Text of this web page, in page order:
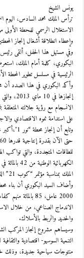
يونس الشيخ
ترأس الملك محمد السادس،
وإعطاء انطلاقة أشغال إنجاز المحطتين
وفي مستهل هذا الحفل، ألقى
البكوري، كلمة أمام الملك،
الرئيسية في مسلسل تطوير المحطة
إنجازها
الانسجام مع رؤية جلالته المتعلقة
على استدامة نموه الاقتصادي
وتابع أن
للطاقات المتجددة، والتي تواكب
الملك بمناسبة مؤتمر “كوب 21” الذي انعقد في العاصمة الفرنسية باريس.
الاندماج الصناعي، من خلال
والحديد والربط بالأسلاك.
وسيساهم مشروع إنجاز المركب
التنمية السوسيو- اقتصادية
منتوجات سياحية جديدة، وذلك